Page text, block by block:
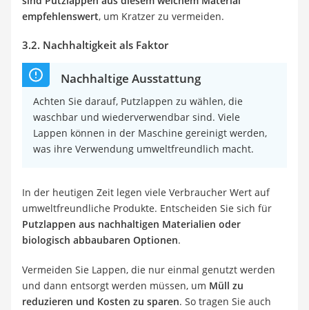
empfehlenswert, um Kratzer zu vermeiden.
3.2. Nachhaltigkeit als Faktor
Nachhaltige Ausstattung
Achten Sie darauf, Putzlappen zu wählen, die
waschbar und wiederverwendbar sind. Viele
Lappen können in der Maschine gereinigt werden,
was ihre Verwendung umweltfreundlich macht.
In der heutigen Zeit legen viele Verbraucher Wert auf
umweltfreundliche Produkte. Entscheiden Sie sich für
Putzlappen aus nachhaltigen Materialien oder
biologisch abbaubaren Optionen.
Vermeiden Sie Lappen, die nur einmal genutzt werden
und dann entsorgt werden müssen, um Müll zu
reduzieren und Kosten zu sparen. So tragen Sie auch